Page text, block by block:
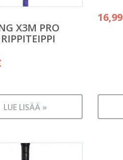
X3M PRO
LUE LISÄÄ »
16,99